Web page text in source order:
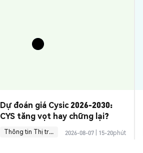
Dự đoán giá Cysic 2026-2030:
CYS tăng vọt hay chững lại?
Thông tin Thị trường 2026-08-07 15-20phút